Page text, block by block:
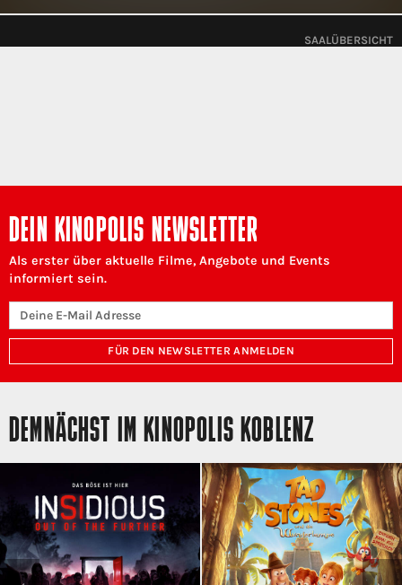
SAALÜBERSICHT
DEIN KINOPOLIS NEWSLETTER
Als erster über aktuelle Filme, Angebote und Events
informiert sein.
FÜR DEN NEWSLETTER ANMELDEN
DEMNÄCHST IM KINOPOLIS KOBLENZ